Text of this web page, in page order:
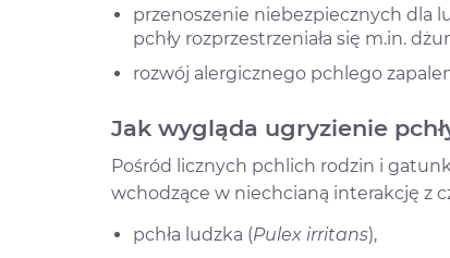
przenoszenie niebezpiecznych dla
pchły rozprzestrzeniała się m.in.
rozwój alergicznego pchlego
Jak wygląda ugryzienie
Pośród licznych pchlich rodzin i
wchodzące w niechcianą interakcję z
pchła ludzka (Pulex irritans),